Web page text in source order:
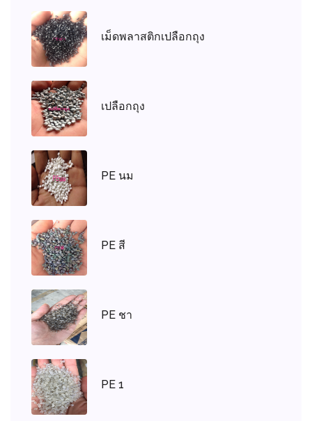
เม็ดพลาสติกเปลือกถุง
เปลือกถุง
PE นม
PE สี
PE ชา
PE 1